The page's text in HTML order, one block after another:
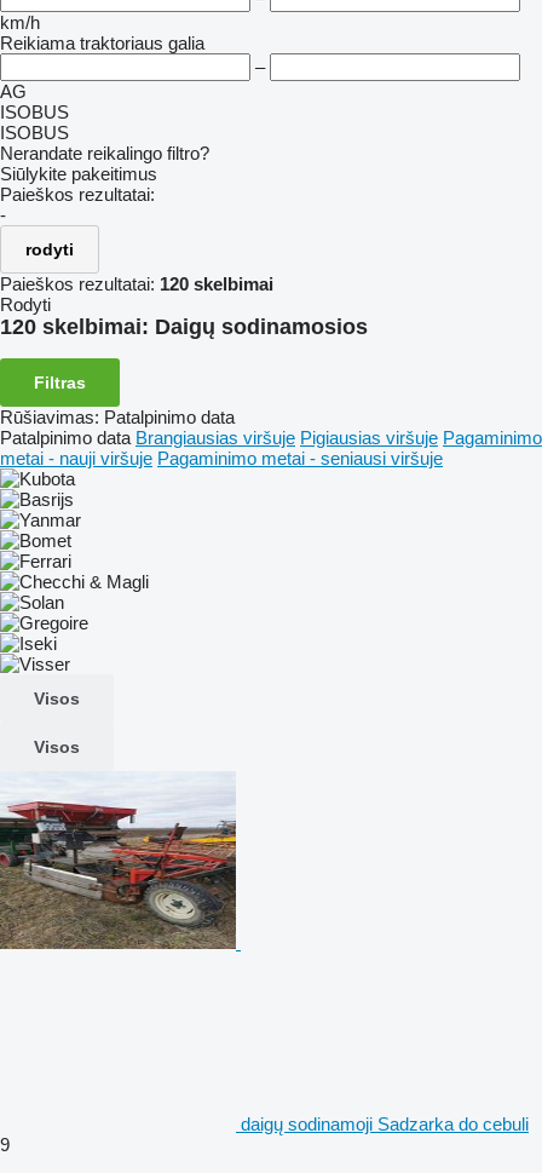
km/h
Reikiama traktoriaus galia
–
AG
ISOBUS
ISOBUS
Nerandate reikalingo filtro?
Siūlykite pakeitimus
Paieškos rezultatai:
-
rodyti
Paieškos rezultatai: 120 skelbimai
Rodyti
120 skelbimai: Daigų sodinamosios
Filtras
Rūšiavimas: Patalpinimo data
Patalpinimo data Brangiausias viršuje Pigiausias viršuje Pagaminimo
metai - nauji viršuje Pagaminimo metai - seniausi viršuje
Visos
Visos
daigų sodinamoji Sadzarka do cebuli
9